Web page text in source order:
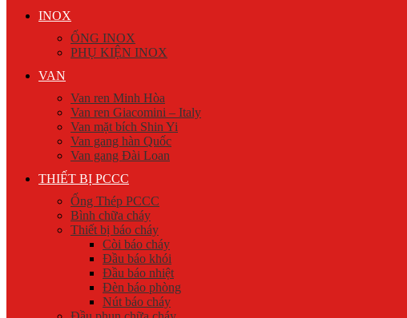
INOX
ỐNG INOX
PHỤ KIỆN INOX
VAN
Van ren Minh Hòa
Van ren Giacomini – Italy
Van mặt bích Shin Yi
Van gang hàn Quốc
Van gang Đài Loan
THIẾT BỊ PCCC
Ống Thép PCCC
Bình chữa cháy
Thiết bị báo cháy
Còi báo cháy
Đầu báo khói
Đầu báo nhiệt
Đèn báo phòng
Nút báo cháy